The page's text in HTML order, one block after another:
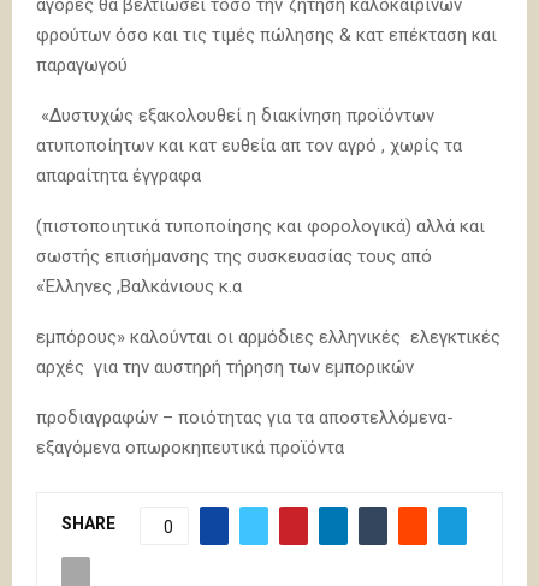
φρούτων όσο και τις τιμές πώλησης & κατ επέκταση και
παραγωγού
«Δυστυχώς εξακολουθεί η διακίνηση προϊόντων
ατυποποίητων και κατ ευθεία απ τον αγρό , χωρίς τα
απαραίτητα έγγραφα
(πιστοποιητικά τυποποίησης και φορολογικά) αλλά και
σωστής επισήμανσης της συσκευασίας τους από
«Έλληνες ,Βαλκάνιους κ.α
εμπόρους» καλούνται οι αρμόδιες ελληνικές ελεγκτικές
αρχές για την αυστηρή τήρηση των εμπορικών
προδιαγραφών – ποιότητας για τα αποστελλόμενα-
εξαγόμενα οπωροκηπευτικά προϊόντα
SHARE 0